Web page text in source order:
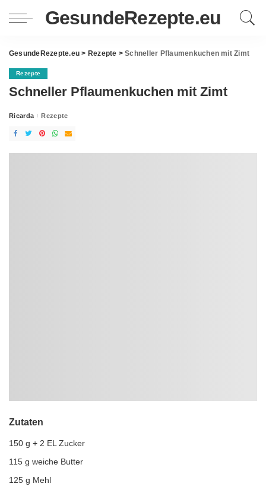
GesundeRezepte.eu
GesundeRezepte.eu > Rezepte >Schneller Pflaumenkuchen mit Zimt
Rezepte
Schneller Pflaumenkuchen mit Zimt
Posted
Ricarda Rezepte
Zutaten
150 g + 2 EL Zucker
115 g weiche Butter
125 g Mehl